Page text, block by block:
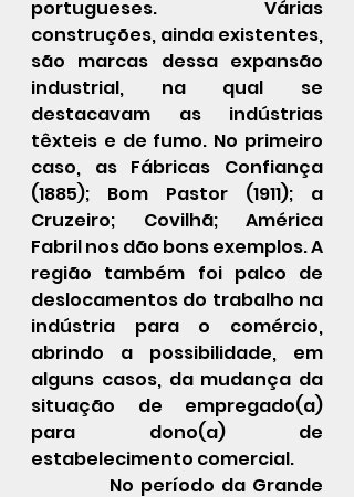
portugueses. Várias
construções, ainda existentes,
são marcas dessa expansão
industrial, na qual se
destacavam as indústrias
têxteis e de fumo. No primeiro
caso, as Fábricas Confiança
(1885); Bom Pastor (1911); a
Cruzeiro; Covilhã; América
Fabril nos dão bons exemplos. A
região também foi palco de
deslocamentos do trabalho na
indústria para o comércio,
abrindo a possibilidade, em
alguns casos, da mudança da
situação de empregado(a)
para dono(a) de
estabelecimento comercial.